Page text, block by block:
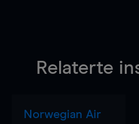
Relaterte
Norwegian Air